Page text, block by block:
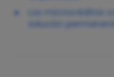
Los microcréditos
solución